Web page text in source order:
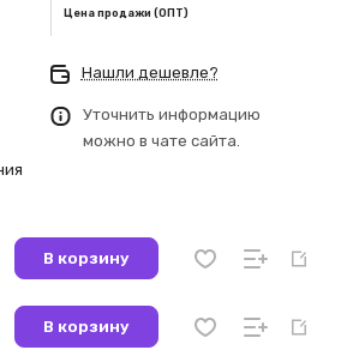
Цена продажи (ОПТ)
Нашли дешевле?
Уточнить информацию
можно в чате сайта.
В корзину
В корзину